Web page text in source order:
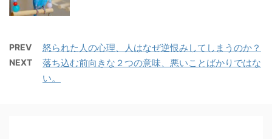
PREV 怒られた人の心理、人はなぜ逆恨みしてしまうのか？
NEXT
落ち込む前向きな２つの意味、悪いことばかりではな
い。